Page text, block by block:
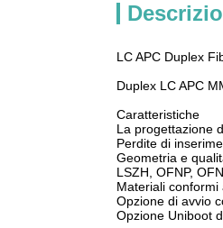
LC APC Duplex
Duplex LC APC
Caratteristiche
La progettazione
Perdite di
Geometria e
LSZH, OFNP,
Materiali conformi
Opzione di avvio
Opzione Uniboot